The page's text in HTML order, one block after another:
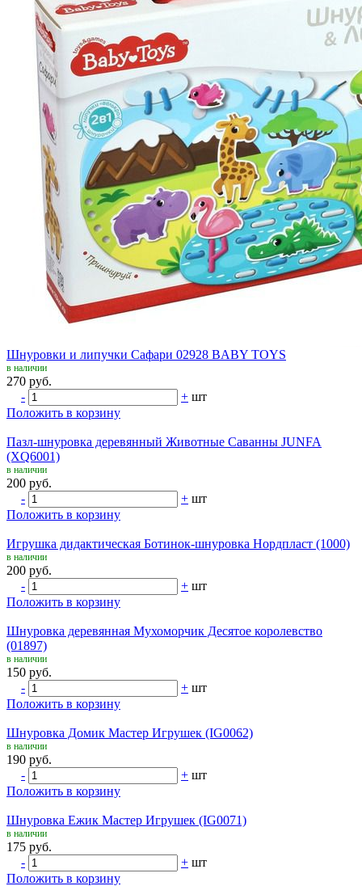
Шнуровки и липучки Сафари 02928 BABY TOYS
в наличии
270 руб.
-
+ шт
Положить в корзину
Пазл-шнуровка деревянный Животные Саванны JUNFA
(XQ6001)
в наличии
200 руб.
-
+ шт
Положить в корзину
Игрушка дидактическая Ботинок-шнуровка Нордпласт (1000)
в наличии
200 руб.
-
+ шт
Положить в корзину
Шнуровка деревянная Мухоморчик Десятое королевство
(01897)
в наличии
150 руб.
-
+ шт
Положить в корзину
Шнуровка Домик Мастер Игрушек (IG0062)
в наличии
190 руб.
-
+ шт
Положить в корзину
Шнуровка Ежик Мастер Игрушек (IG0071)
в наличии
175 руб.
-
+ шт
Положить в корзину